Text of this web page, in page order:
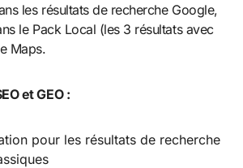
les résultats de recherche Google,
le Pack Local (les 3 résultats avec
Maps.
et GEO :
pour les résultats de recherche